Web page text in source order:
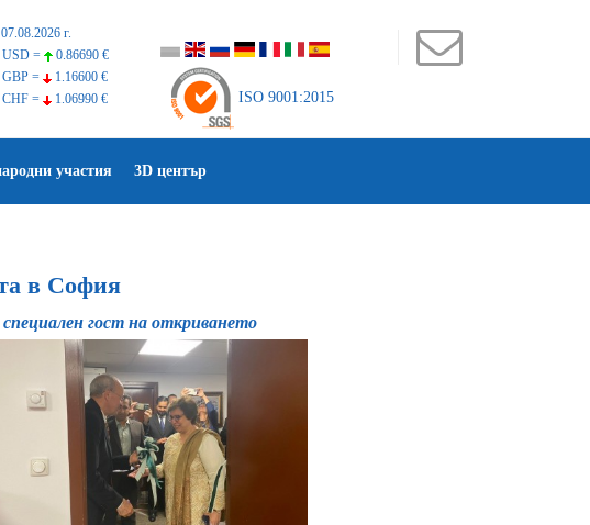
г.
=
0.86690 €
=
1.16600 €
=
1.06990 € ISO 9001:2015
участия 3D център
в София
гост на откриването